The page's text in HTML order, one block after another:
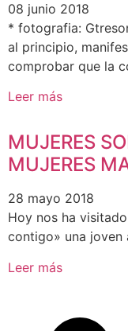
08 junio 2018
* fotografia:
al principio,
comprobar que la
Leer más
MUJERES
MUJERES
28 mayo 2018
Hoy nos ha
contigo» una joven
Leer más